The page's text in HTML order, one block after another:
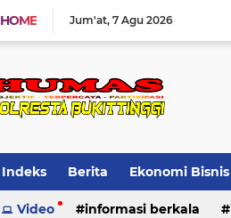
HOME Jum'at 7 Agu 2026
Indeks Berita Ekonomi Bisnis
Standard Operasional Prosedur
Video informasi berkala